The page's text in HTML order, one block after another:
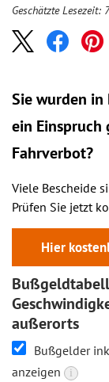
Geschätzte Lesezeit: 7
Sie wurden
ein Einspruch
Fahrverbot?
Viele Bescheide
Prüfen Sie jetzt
Hier
außerorts
Bußgelder
anzeigen
i